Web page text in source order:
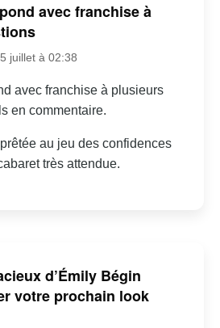
avec franchise à
juillet à 02:38
avec franchise à plusieurs
en commentaire.
au jeu des confidences
très attendue.
d’Émily Bégin
votre prochain look